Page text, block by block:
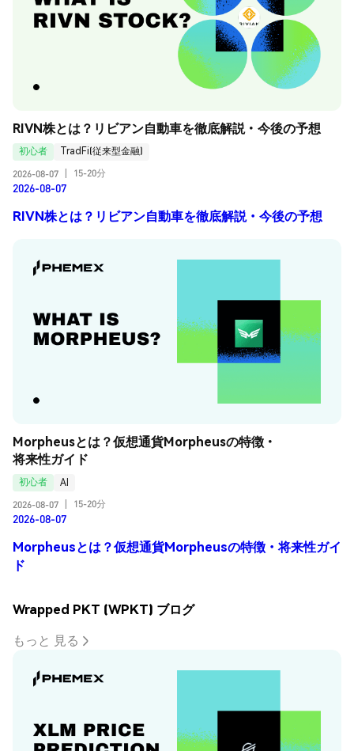
RIVN株とは？リビアン自動車を徹底解説・今後の予想
初心者
TradFi(従来型金融)
2026-08-07
15-20分
2026-08-07
RIVN株とは？リビアン自動車を徹底解説・今後の予想
Morpheusとは？仮想通貨Morpheusの特徴・
将来性ガイド
初心者
AI
2026-08-07
15-20分
2026-08-07
Morpheusとは？仮想通貨Morpheusの特徴・将来性ガイ
ド
Wrapped PKT (WPKT) ブログ
もっと 見る